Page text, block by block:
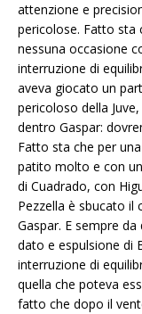
attenzione e
pericolose. Fatto sta
nessuna occasione
interruzione di
aveva giocato un
pericoloso della
dentro Gaspar:
Fatto sta che per
patito molto e con
di Cuadrado, con
Pezzella è sbucato
Gaspar. E sempre
dato e espulsione di
interruzione di
quella che poteva
fatto che dopo il